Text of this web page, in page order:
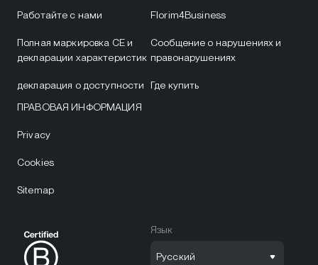
Работайте с нами
Полная маркировка CE и
декларации характеристик
декларация о доступности
Florim4Business
Сообщение о нарушениях и
правонарушениях
Где купить
ПРАВОВАЯ ИНФОРМАЦИЯ
Privacy
Cookies
Sitemap
Язык
Русский